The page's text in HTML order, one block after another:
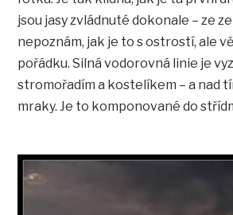
jsou jasy zvládnuté dokonale – ze
nepoznám, jak je to s ostrostí, ale
pořádku. Silná vodorovná linie je
stromořadím a kostelíkem – a nad
mraky. Je to komponované do